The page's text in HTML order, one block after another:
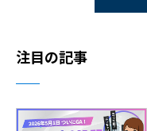
注目の記事